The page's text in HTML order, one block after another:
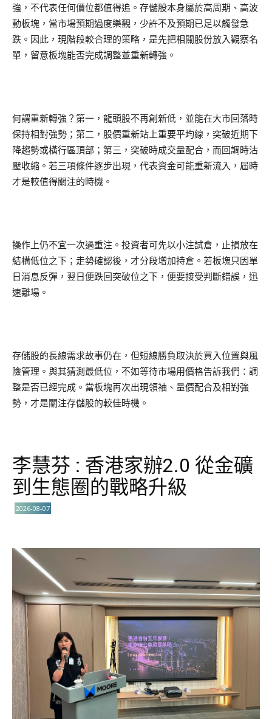
強，不代表任何價位都值得追。存儲股本身屬於高周期、高波
動板塊，當市場預期過度樂觀，少許不及預期已足以觸發急
跌。因此，現階段較合理的策略，是先把相關股份放入觀察名
單，留意板塊能否完成調整並重新轉強。
何謂重新轉強？第一，龍頭股不再創新低，並能在大市回落時
保持相對強勢；第二，股價重新站上重要平均線，突破近期下
降趨勢或橫行區頂部；第三，突破時成交量配合，而回調時沽
壓收縮。若三項條件逐步出現，代表資金可能重新流入，屆時
才是較值得關注的時機。
操作上仍不宜一次過重注。投資者可先以小注試倉，止損放在
結構低位之下；走勢確認後，才分段增加持倉。若板塊只因單
日消息反彈，翌日便跌回突破位之下，便要接受判斷錯誤，迅
速離場。
存儲股的長線需求故事仍在，但短線勝負取決於買入位置與風
險管理。與其猜測最低位，不如等待市場用價格告訴我們：調
整是否已經完成。當板塊再次出現領袖、量價配合及相對強
勢，才是關注存儲股的較佳時機。
李慧芬 : 香港家辦2.0 從金礦
到生態圈的戰略升級
2026-08-07